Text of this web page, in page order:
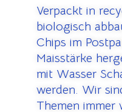
Verpackt in
biologisch
Chips im
Maisstärke
mit Wasser
werden. Wir
Themen immer